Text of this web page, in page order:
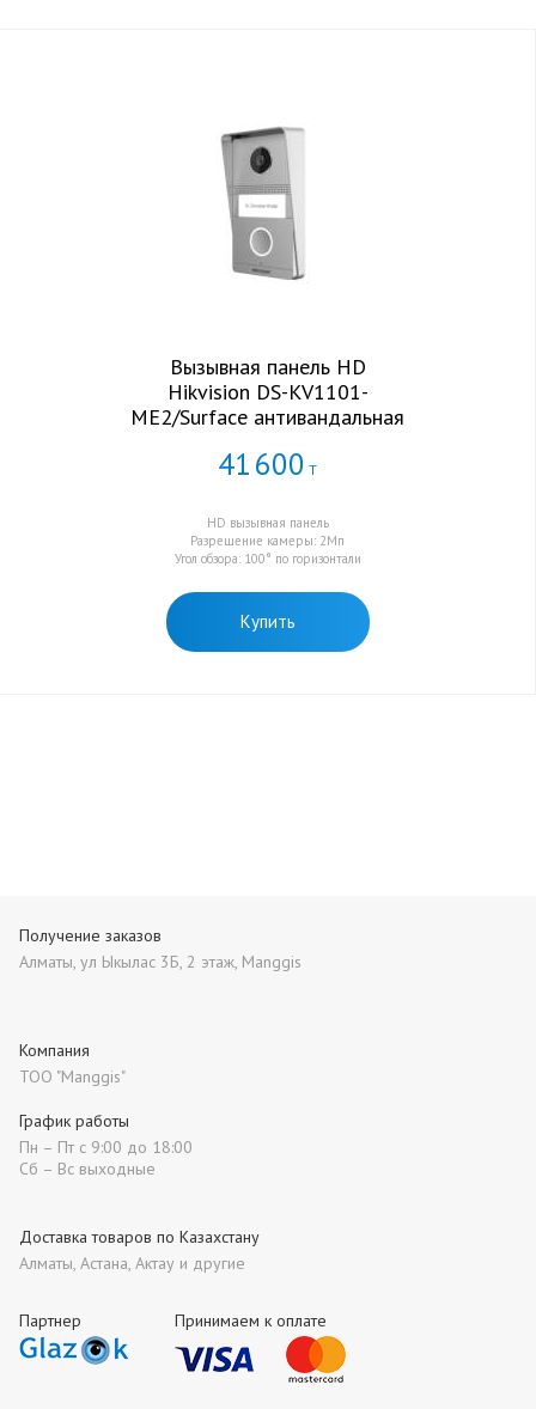
Вызывная панель HD
Hikvision DS-KV1101-
ME2/Surface антивандальная
41600 Т
HD вызывная панель
Разрешение камеры: 2Мп
Угол обзора: 100° по горизонтали
Купить
Партнер Принимаем к оплате
Получение заказов
Алматы, ул Ыкылас 3Б, 2 этаж, Manggis
Компания
ТОО "Manggis"
Доставка товаров по Казахстану
Алматы, Астана, Актау и другие
График работы
Пн – Пт с 9:00 до 18:00
Сб – Вс выходные